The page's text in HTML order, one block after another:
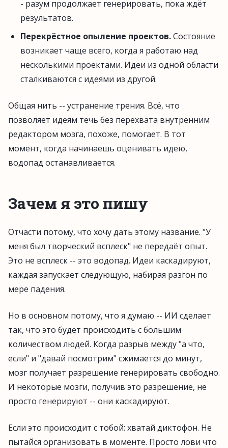
- разум продолжает генерировать, пока ждёт
результатов.
Перекрёстное опыление проектов.Состояние
возникает чаще всего, когда я работаю над
несколькими проектами. Идеи из одной области
сталкиваются с идеями из другой.
Общая нить -- устранение трения. Всё, что
позволяет идеям течь без перехвата внутренним
редактором мозга, похоже, помогает. В тот
момент, когда начинаешь оценивать идею,
водопад останавливается.
Зачем я это пишу
Отчасти потому, что хочу дать этому название. "У
меня был творческий всплеск" не передаёт опыт.
Это не всплеск -- это водопад. Идеи каскадируют,
каждая запускает следующую, набирая разгон по
мере падения.
Но в основном потому, что я думаю -- ИИ сделает
так, что это будет происходить с большим
количеством людей. Когда разрыв между "а что,
если" и "давай посмотрим" сжимается до минут,
мозг получает разрешение генерировать свободно.
И некоторые мозги, получив это разрешение, не
просто генерируют -- они каскадируют.
Если это происходит с тобой: хватай диктофон. Не
пытайся организовать в моменте. Просто лови что